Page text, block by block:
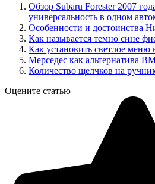
Обзор Subaru Forester 2007
универсальность в одном
Особенности и достоинства
Как называется темно сине
Как установить светлое меню
Мерседес как альтернатива
Количество щелчков на
Оцените статью